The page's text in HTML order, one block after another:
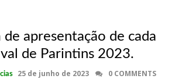
de apresentação de cada
de Parintins 2023.
25 de junho de 2023 0 COMMENTS